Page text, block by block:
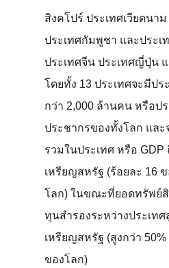
สิงคโปร์ ประเทศเวียดนา
ประเทศกัมพูชา และประเ
ประเทศจีน ประเทศญี่ปุ่น
โดยทั้ง 13 ประเทศจะมีป
กว่า 2,000 ล้านคน หรือป
ประชากรของทั้งโลก แล
รวมในประเทศ หรือ GDP
เหรียญสหรัฐ (ร้อยละ 16
โลก) ในขณะที่ยอดทรัพย์สิ
ทุนสำรองระหว่างประเท
เหรียญสหรัฐ (สูงกว่า
ของโลก)